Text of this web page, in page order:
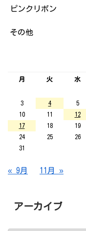
ピンクリボン
その他
月 火 水
3
4 5
10
11 12
17
18 19
24
25 26
31
« 9月 11月 »
アーカイブ